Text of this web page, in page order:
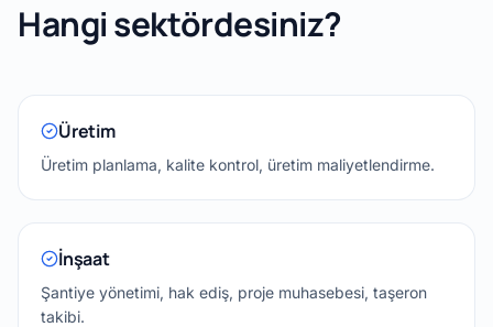
Hangi sektördesiniz?
Üretim
Üretim planlama, kalite kontrol, üretim maliyetlendirme.
İnşaat
Şantiye yönetimi, hak ediş, proje muhasebesi, taşeron
takibi.